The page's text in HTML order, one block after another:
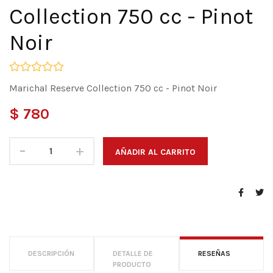
Collection 750 cc - Pinot
Noir
Marichal Reserve Collection 750 cc - Pinot Noir
$ 780
- + AÑADIR AL CARRITO
DESCRIPCIÓN
DETALLE DE
PRODUCTO
RESEÑAS